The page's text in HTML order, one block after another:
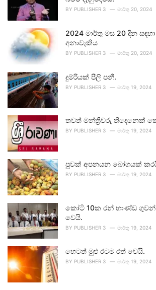
BY PUBLISHER 3 මාර්තු 20, 2024
2024 මාර්තු මස 20 දින
අනාවැකිය
BY PUBLISHER 3 මාර්තු 20, 2024
දුම්රියක් පීලි පනී.
BY PUBLISHER 3 මාර්තු 19, 2024
තවත් මන්ත්‍රීවරු තිදෙනෙක්
BY PUBLISHER 3 මාර්තු 19, 2024
පුවක් අපනයන බෝගයක්
BY PUBLISHER 3 මාර්තු 19, 2024
කෝටි 10ක රන් භාණ්ඩ
වෙයි.
BY PUBLISHER 3 මාර්තු 19, 2024
හෙටත් මුළු රටම රත් වෙයි.
BY PUBLISHER 3 මාර්තු 19, 2024